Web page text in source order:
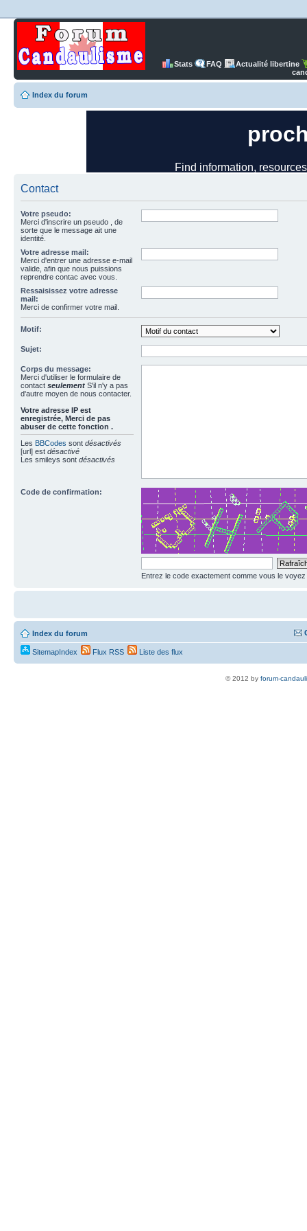
Stats FAQ
Actualité libertine
Index du forum
Contact
Votre pseudo:
Merci d'inscrire un pseudo , de
sorte que le message ait une
identité.
Votre adresse mail:
Merci d'entrer une adresse e-mail
valide, afin que nous puissions
reprendre contac avec vous.
Ressaisissez votre adresse
mail:
Merci de confirmer votre mail.
Motif:
Sujet:
Corps du message:
Merci d'utiliser le formulaire de
contact seulement S'il n'y a pas
d'autre moyen de nous contacter.
Votre adresse ΙΡ est
enregistrée, Merci de pas
abuser de cette fonction .
Les BBCodes sont désactivés
[url] est désactivé
Les smileys sont désactivés
Code de confirmation:
Entrez le code exactement comme vous le
Index du forum
SitemapIndex Flux RSS Liste des flux
© 2012 by forum-